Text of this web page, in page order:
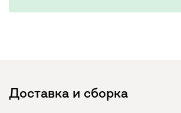
Доставка и сборка